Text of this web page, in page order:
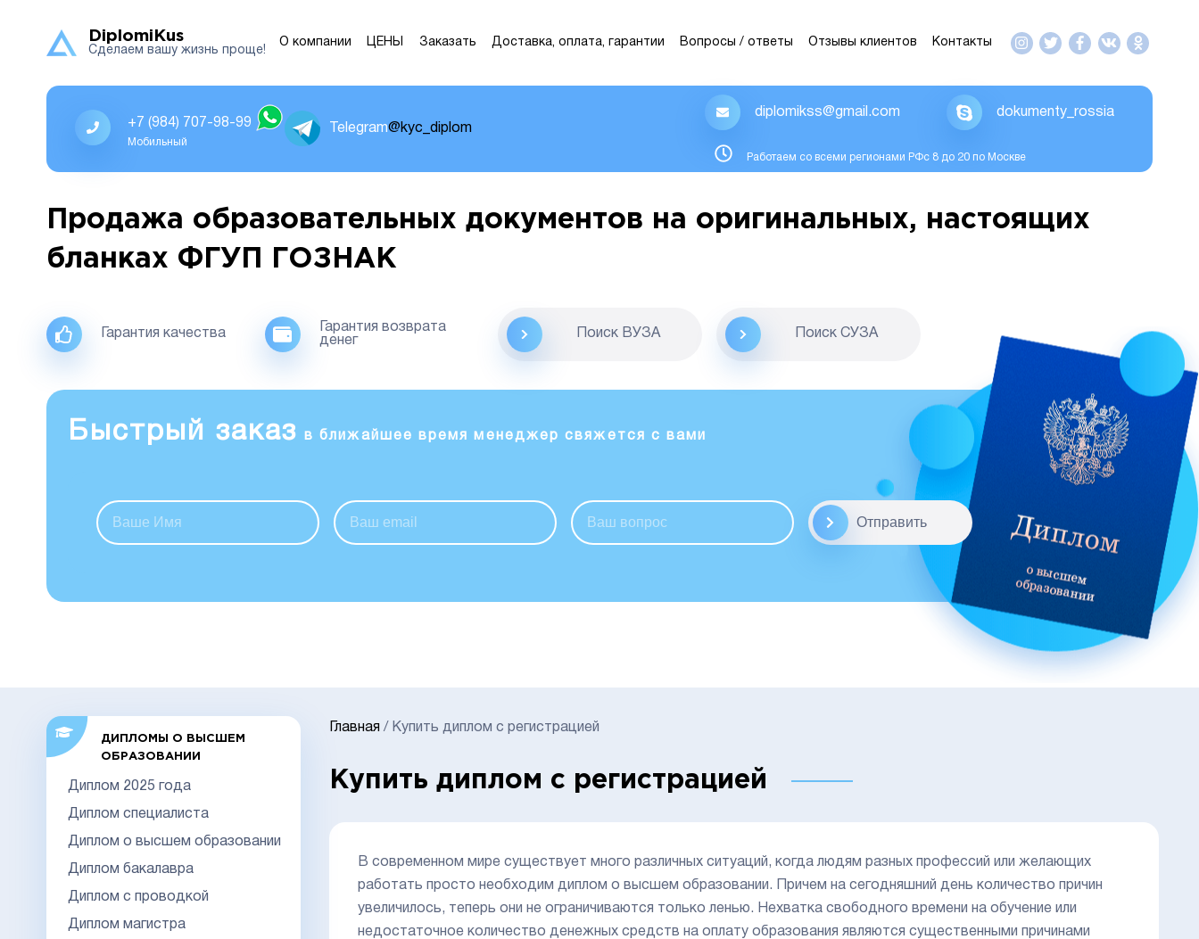
DiplomiKus
Сделаем вашу жизнь проще!
О компании ЦЕНЫ Заказать Доставка, оплата, гарантии Вопросы / ответы Отзывы клиентов Контакты
+7 (984) 707-98-99
Мобильный
Telegram@kyc_diplom
diplomikss@gmail.com dokumenty_rossia
Работаем со всеми регионами РФс 8 до 20 по Москве
Продажа образовательных документов на оригинальных, настоящих
бланках ФГУП ГОЗНАК
Гарантия качества
Гарантия возврата
денег
Поиск ВУЗА Поиск CУЗА
Быстрый заказ в ближайшее время менеджер свяжется с вами
Отправить
ДИПЛОМЫ О ВЫСШЕМ
ОБРАЗОВАНИИ
Диплом 2025 года
Диплом специалиста
Диплом о высшем образовании
Диплом бакалавра
Диплом с проводкой
Диплом магистра
Главная / Купить диплом с регистрацией
Купить диплом с регистрацией
В современном мире существует много различных ситуаций, когда людям разных профессий или желающих
работать просто необходим диплом о высшем образовании. Причем на сегодняшний день количество причин
увеличилось, теперь они не ограничиваются только ленью. Нехватка свободного времени на обучение или
недостаточное количество денежных средств на оплату образования являются существенными причинами